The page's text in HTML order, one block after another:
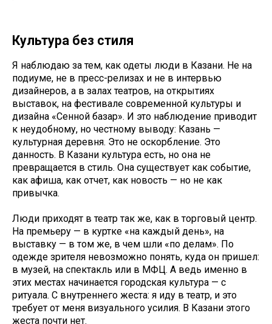
Культура без стиля
Я наблюдаю за тем, как одеты люди в Казани. Не на
подиуме, не в пресс-релизах и не в интервью
дизайнеров, а в залах театров, на открытиях
выставок, на фестивале современной культуры и
дизайна «Сенной базар». И это наблюдение приводит
к неудобному, но честному выводу: Казань —
культурная деревня. Это не оскорбление. Это
данность. В Казани культура есть, но она не
превращается в стиль. Она существует как событие,
как афиша, как отчет, как новость — но не как
привычка.
Люди приходят в театр так же, как в торговый центр.
На премьеру — в куртке «на каждый день», на
выставку — в том же, в чем шли «по делам». По
одежде зрителя невозможно понять, куда он пришел:
в музей, на спектакль или в МФЦ. А ведь именно в
этих местах начинается городская культура — с
ритуала. С внутреннего жеста: я иду в театр, и это
требует от меня визуального усилия. В Казани этого
жеста почти нет.